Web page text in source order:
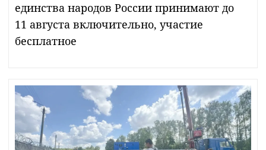
единства народов России принимают до
11 августа включительно, участие
бесплатное